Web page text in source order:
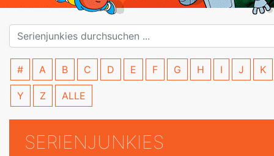
# A B C D E F G H I J K
Y Z ALLE
SERIENJUNKIES